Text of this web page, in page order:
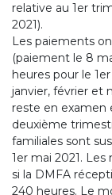
relative au 1er
2021).
Les paiements
(paiement le 8
heures pour le
janvier, février et
reste en examen
deuxième
familiales sont
1er mai 2021.
si la DMFA
240 heures. Le